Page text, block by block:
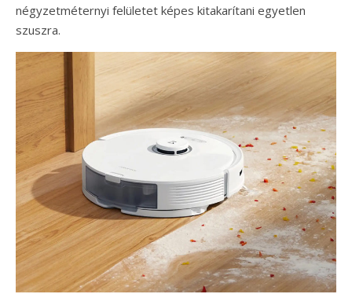
négyzetméternyi felületet képes kitakarítani egyetlen
szuszra.